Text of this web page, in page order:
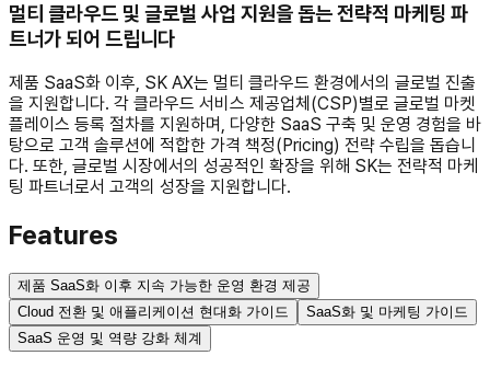
멀티 클라우드 및 글로벌 사업 지원을 돕는 전략적 마케팅 파
트너가 되어 드립니다
제품 SaaS화 이후, SK AX는 멀티 클라우드 환경에서의 글로벌 진출
을 지원합니다. 각 클라우드 서비스 제공업체(CSP)별로 글로벌 마켓
플레이스 등록 절차를 지원하며, 다양한 SaaS 구축 및 운영 경험을 바
탕으로 고객 솔루션에 적합한 가격 책정(Pricing) 전략 수립을 돕습니
다. 또한, 글로벌 시장에서의 성공적인 확장을 위해 SK는 전략적 마케
팅 파트너로서 고객의 성장을 지원합니다.
Features
제품 SaaS화 이후 지속 가능한 운영 환경 제공
Cloud 전환 및 애플리케이션 현대화 가이드
SaaS화 및 마케팅 가이드
SaaS 운영 및 역량 강화 체계